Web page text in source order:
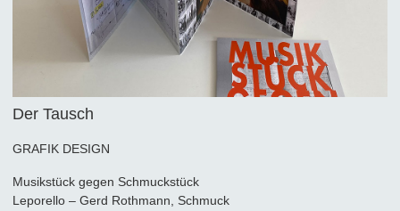
Der Tausch
GRAFIK DESIGN
Musikstück gegen Schmuckstück
Leporello – Gerd Rothmann, Schmuck